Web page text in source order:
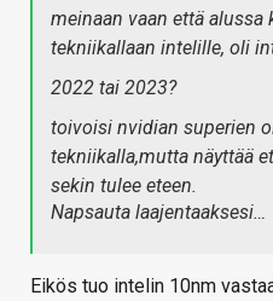
meinaan vaan että
tekniikallaan intelille, oli
2022 tai 2023?
toivoisi nvidian superien
tekniikalla,mutta näyttää
sekin tulee eteen.
Napsauta laajentaaksesi…
Eikös tuo intelin 10nm